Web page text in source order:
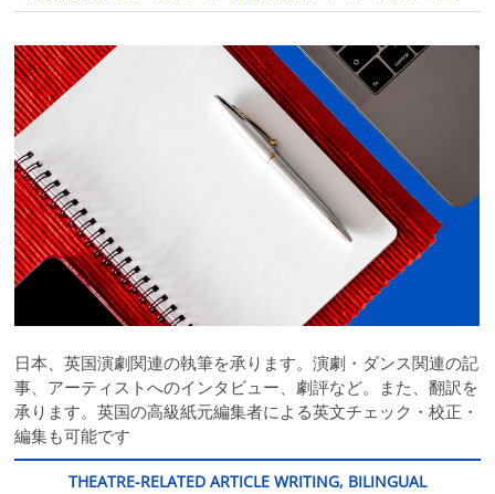
日本、英国演劇関連の執筆を承ります。演劇・ダンス関連の記
事、アーティストへのインタビュー、劇評など。また、翻訳を
承ります。英国の高級紙元編集者による英文チェック・校正・
編集も可能です
THEATRE-RELATED ARTICLE WRITING, BILINGUAL